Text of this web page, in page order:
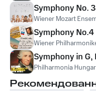
Symphony No.
Wiener Mozart
Symphony
Wiener
Symphony in
Philharmonia